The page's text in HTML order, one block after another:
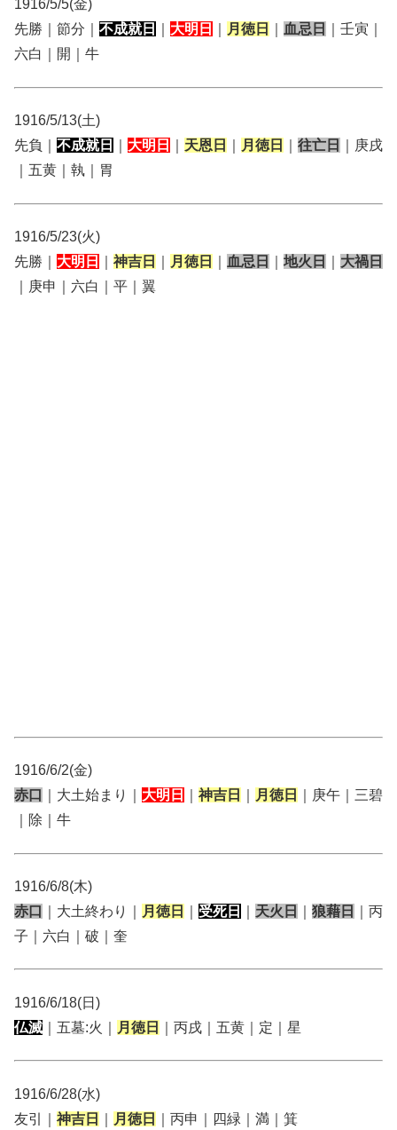
1916/5/5(金)
先勝｜節分｜ 不成就日 大明日 月徳日 血忌日
｜壬寅｜
六白｜開｜牛
1916/5/13(土)
先負｜ 不成就日 大明日 天恩日 月徳日 往亡日
｜庚戌
｜五黄｜執｜胃
1916/5/23(火)
先勝｜ 大明日 神吉日 月徳日 血忌日 地火日
大禍日
｜庚申｜六白｜平｜翼
1916/6/2(金)
赤口
｜大土始まり｜ 大明日 神吉日 月徳日
｜庚午｜三碧
｜除｜牛
1916/6/8(木)
赤口
｜大土終わり｜ 月徳日 受死日 天火日 狼藉日
｜丙
子｜六白｜破｜奎
1916/6/18(日)
仏滅 ｜五墓:火｜ 月徳日 ｜丙戌｜五黄｜定｜星
1916/6/28(水)
友引｜ 神吉日 月徳日 ｜丙申｜四緑｜満｜箕